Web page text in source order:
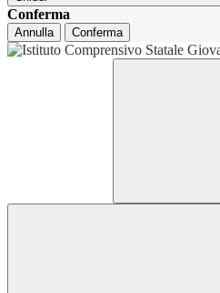
Conferma
Annulla Conferma